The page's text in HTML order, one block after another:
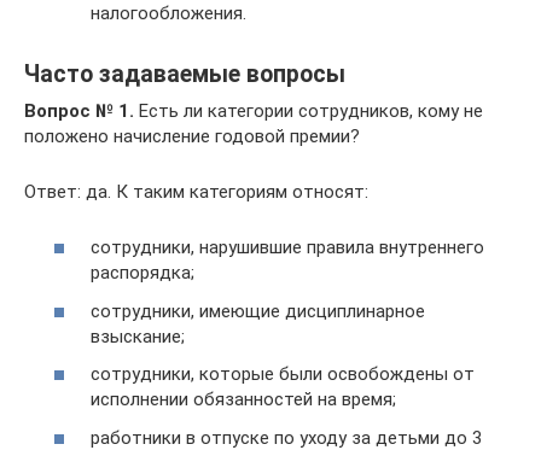
налогообложения.
Часто задаваемые вопросы
Вопрос № 1. Есть ли категории сотрудников, кому не
положено начисление годовой премии?
Ответ: да. К таким категориям относят:
сотрудники, нарушившие правила внутреннего
распорядка;
сотрудники, имеющие дисциплинарное
взыскание;
сотрудники, которые были освобождены от
исполнении обязанностей на время;
работники в отпуске по уходу за детьми до 3